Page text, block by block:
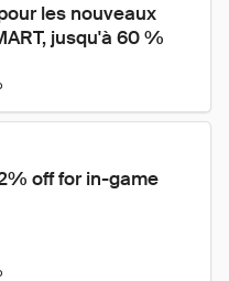
les nouveaux
jusqu'à 60 %
off for in-game